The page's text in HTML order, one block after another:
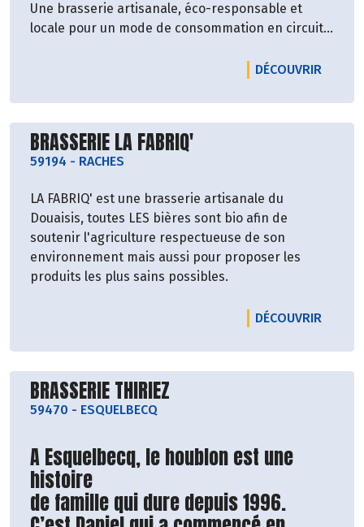
Une brasserie artisanale, éco-responsable et
locale pour un mode de consommation en circuit-
DÉCOUVRIR
Découvrir le producteur
BRASSERIE LA FABRIQ'
59194 - RACHES
LA FABRIQ' est une brasserie artisanale du
Douaisis, toutes LES bières sont bio afin de
soutenir l'agriculture respectueuse de son
environnement mais aussi pour proposer les
produits les plus sains possibles.
DÉCOUVRIR
Découvrir le producteur
BRASSERIE THIRIEZ
59470 - ESQUELBECQ
A Esquelbecq, le houblon est une
histoire
de famille qui dure depuis 1996.